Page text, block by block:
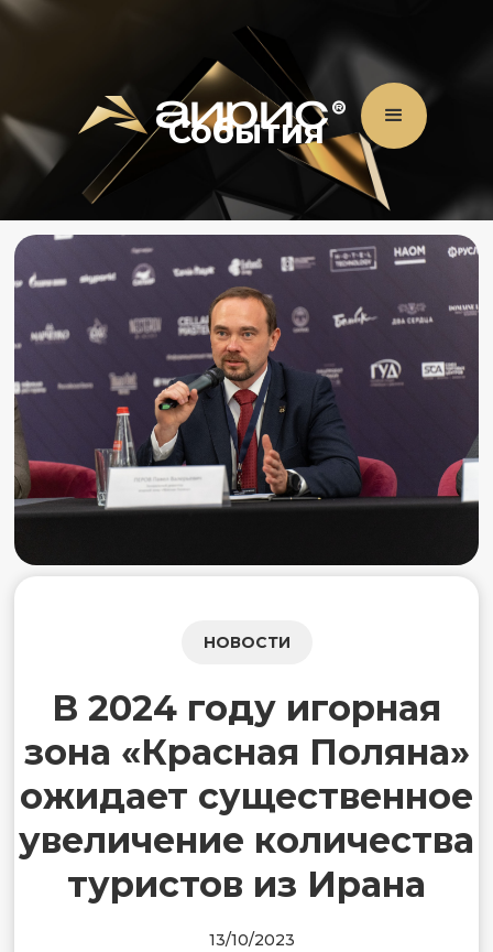
События
НОВОСТИ
В 2024 году игорная
зона «Красная Поляна»
ожидает существенное
увеличение количества
туристов из Ирана
13/10/2023